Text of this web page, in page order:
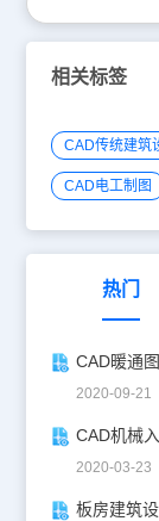
相关标签
CAD传统建筑
CAD电工制图
热门
CAD暖通
2020-09-
2020-03-
板房建筑